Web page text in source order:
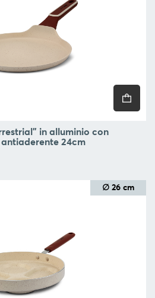
in alluminio con
24cm
∅ 26 cm